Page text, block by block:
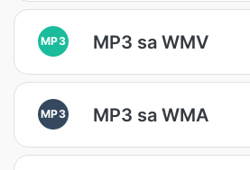
MP3 MP3 sa WMV
MP3 MP3 sa WMA